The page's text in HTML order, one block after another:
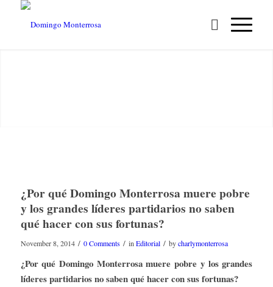
¿Por qué Domingo Monterrosa muere pobre
y los grandes líderes partidarios no saben
qué hacer con sus fortunas?
November 8, 2014 / 0 Comments / inEditorial / bycharlymonterrosa
¿Por qué Domingo Monterrosa muere pobre y los grandes
líderes partidarios no saben qué hacer con sus fortunas?